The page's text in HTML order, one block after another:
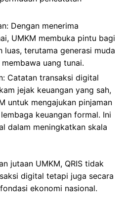
Dengan menerima
UMKM membuka pintu bagi
luas, terutama generasi muda
uang tunai.
Catatan transaksi digital
jejak keuangan yang sah,
untuk mengajukan pinjaman
keuangan formal. Ini
dalam meningkatkan skala
jutaan UMKM, QRIS tidak
digital tetapi juga secara
ekonomi nasional.